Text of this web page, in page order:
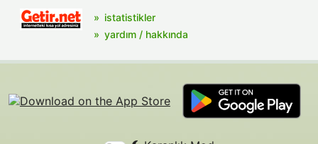
istatistikler
yardım / hakkında